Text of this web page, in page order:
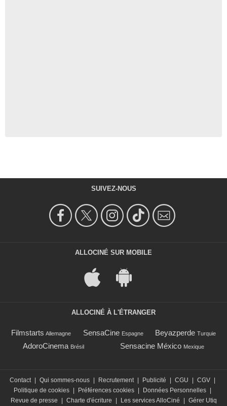
SUIVEZ-NOUS
ALLOCINÉ SUR MOBILE
ALLOCINÉ À L'ÉTRANGER
Filmstarts Allemagne SensaCine Espagne Beyazperde Turquie
AdoroCinema Brésil Sensacine México Mexique
Contact Qui sommes-nous Recrutement Publicité CGU CGV
Politique de cookies
Préférences cookies Données Personnelles
Revue de presse
Charte d'écriture Les services AlloCiné Gérer Utiq